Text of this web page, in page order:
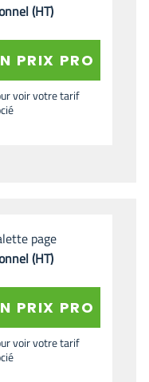
(HT)
PRIX PRO
voir votre tarif
(HT)
PRIX PRO
voir votre tarif